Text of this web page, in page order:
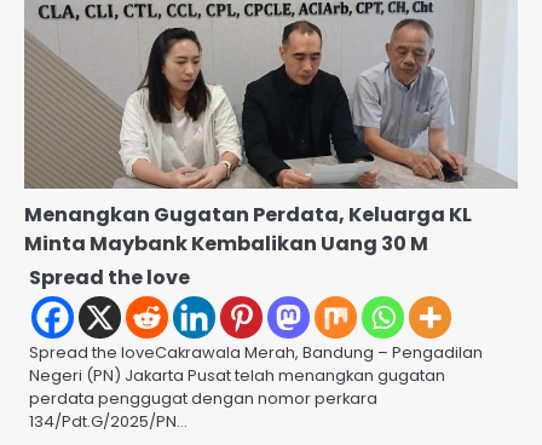
Menangkan Gugatan Perdata, Keluarga KL
Minta Maybank Kembalikan Uang 30 M
Spread the love
Spread the loveCakrawala Merah, Bandung – Pengadilan
Negeri (PN) Jakarta Pusat telah menangkan gugatan
perdata penggugat dengan nomor perkara
134/Pdt.G/2025/PN…